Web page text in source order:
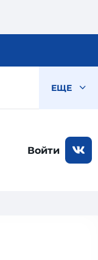
ЕЩЕ
Войти